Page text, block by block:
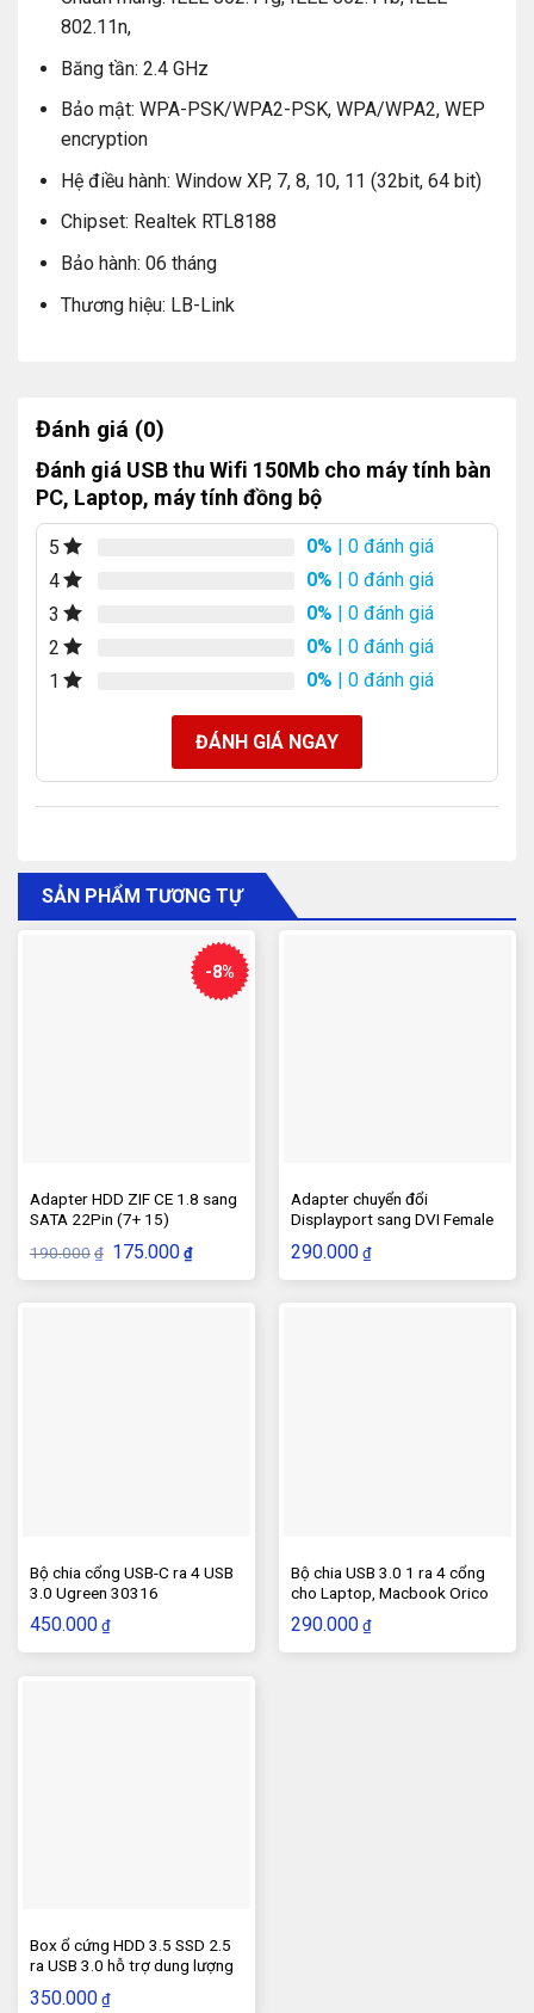
802.11n,
Băng tần: 2.4 GHz
Bảo mật: WPA-PSK/WPA2-PSK, WPA/WPA2, WEP
encryption
Hệ điều hành: Window XP, 7, 8, 10, 11 (32bit, 64 bit)
Chipset: Realtek RTL8188
Bảo hành: 06 tháng
Thương hiệu: LB-Link
Đánh giá (0)
Đánh giá USB thu Wifi 150Mb cho máy tính bàn
PC, Laptop, máy tính đồng bộ
5 0% | 0 đánh giá
4
0% | 0 đánh giá
3
0% | 0 đánh giá
2
0% | 0 đánh giá
1
0% | 0 đánh giá
ĐÁNH GIÁ NGAY
SẢN PHẨM TƯƠNG TỰ
-8%
Adapter HDD ZIF CE 1.8 sang
SATA 22Pin (7+ 15)
190.000 ₫ Giá
gốc
là:
175.000 ₫Giá
hiện
tại
Adapter chuyển đổi
Displayport sang DVI Female
290.000 ₫
Bộ chia cổng USB-C ra 4 USB
3.0 Ugreen 30316
450.000 ₫
Bộ chia USB 3.0 1 ra 4 cổng
cho Laptop, Macbook Orico
có công tắc
290.000 ₫
Box ổ cứng HDD 3.5 SSD 2.5
ra USB 3.0 hỗ trợ dung lượng
350.000 ₫